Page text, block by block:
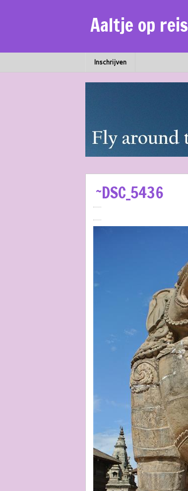
Aaltje op reis
Inschrijven
~DSC_5436